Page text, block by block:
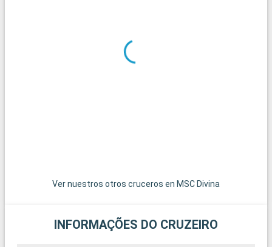
Ver nuestros otros cruceros en MSC Divina
INFORMAÇÕES DO CRUZEIRO